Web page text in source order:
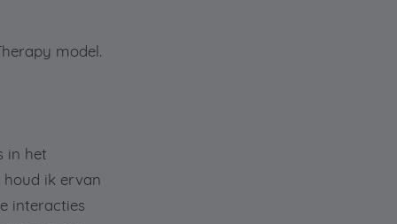
model.
in het
houd ik ervan
interacties